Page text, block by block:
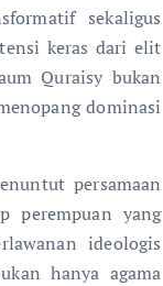
sekaligus
keras dari elit
Quraisy bukan
dominasi
persamaan
perempuan yang
ideologis
hanya agama